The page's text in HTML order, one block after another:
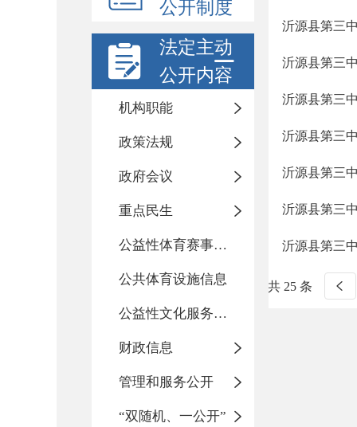
公开制度
法定主动
公开内容
机构职能
政策法规
政府会议
重点民生
公益性体育赛事活动
公共体育设施信息
公益性文化服务活动
财政信息
管理和服务公开
“双随机、一公开”
沂源县第三
沂源县第三
沂源县第三
沂源县第三
沂源县第三
沂源县第三
沂源县第三
共 25 条